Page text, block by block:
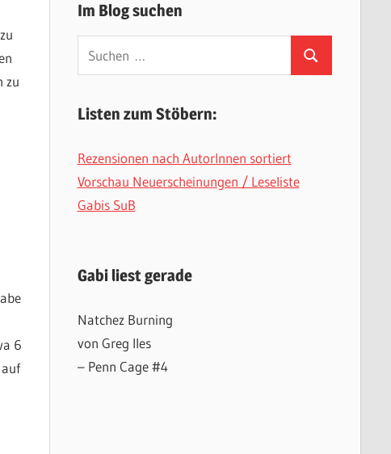
zu
6
Im Blog suchen
Suchen
nach:
Suchen
Listen zum Stöbern:
Rezensionen nach AutorInnen sortiert
Vorschau Neuerscheinungen / Leseliste
Gabis SuB
Gabi liest gerade
Natchez Burning
von Greg Iles
– Penn Cage #4